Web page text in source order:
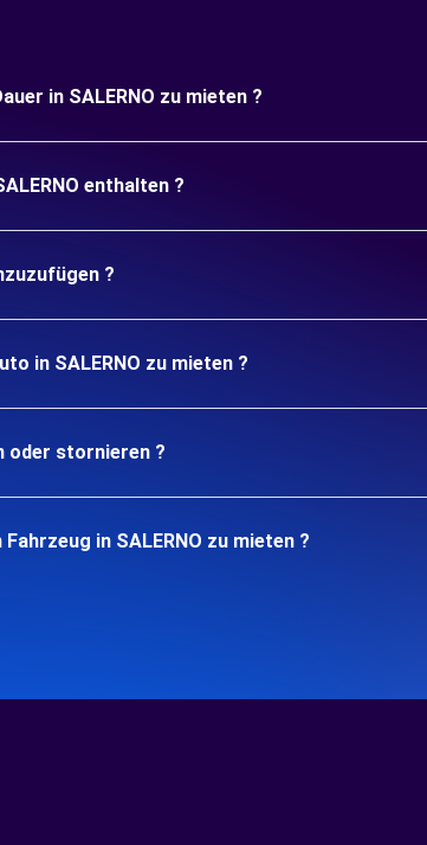
in SALERNO zu mieten ?
enthalten ?
?
in SALERNO zu mieten ?
oder stornieren ?
in SALERNO zu mieten ?